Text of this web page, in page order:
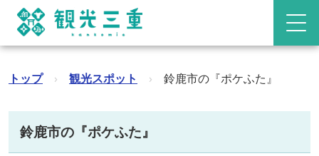
トップ › 観光スポット › 鈴鹿市の『ポケふた』
鈴鹿市の『ポケふた』